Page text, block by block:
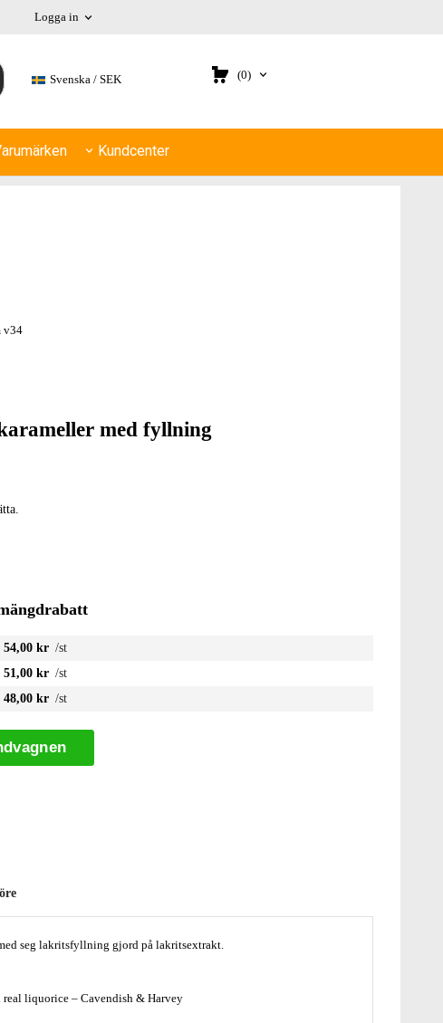
Logga in
Svenska SEK (0)
Kundcenter
v34
med fyllning
54,00 kr /st
51,00 kr /st
48,00 kr /st
seg lakritsfyllning gjord på lakritsextrakt.
liquorice – Cavendish & Harvey